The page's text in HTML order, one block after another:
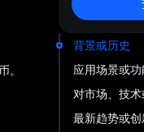
。
背景或历史
应用场景或功
对市场、技
最新趋势或创